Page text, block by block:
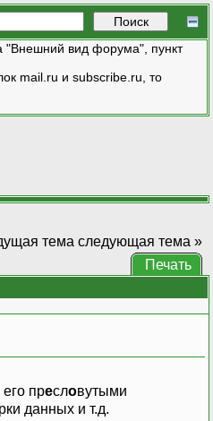
"Внешний вид форума", пункт
mail.ru и subscribe.ru, то
тема следующая тема »
Печать
пресловутыми
данных и т.д.